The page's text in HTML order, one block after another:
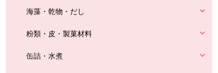
海藻・乾物・だし
粉類・皮・製菓材料
缶詰・水煮